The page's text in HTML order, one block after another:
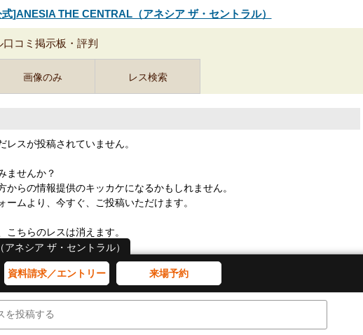
式]ANESIA THE CENTRAL（アネシア ザ・セントラル）
コミ掲示板・評判
画像のみ レス検索
レスが投稿されていません。
ませんか？
からの情報提供のキッカケになるかもしれません。
ームより、今すぐ、ご投稿いただけます。
ちらのレスは消えます。
ネシア ザ・セントラル）
資料請求／エントリー 来場予約